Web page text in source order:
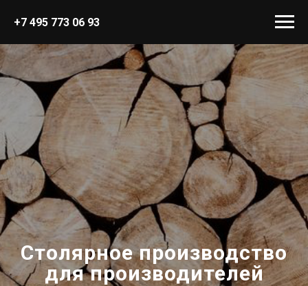
+7 495 773 06 93
Столярное производство
для производителей